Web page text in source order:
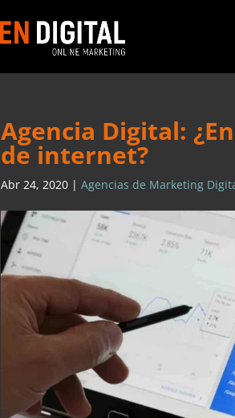
Agencia Digital:
de internet?
Abr 24, 2020 |Agencias de Marketing